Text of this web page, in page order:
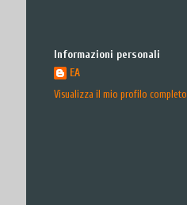
Informazioni personali
EA
Visualizza il mio profilo completo